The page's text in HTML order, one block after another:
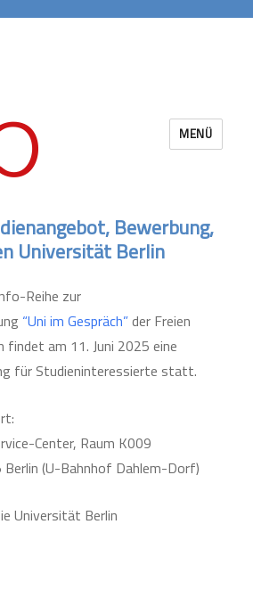
MENÜ
Bewerbung,
Universität Berlin
Reihe zur
“Uni im Gespräch”der Freien
findet am 11. Juni 2025 eine
für Studieninteressierte statt.
Center, Raum K009
(U-Bahnhof Dahlem-Dorf)
Universität Berlin